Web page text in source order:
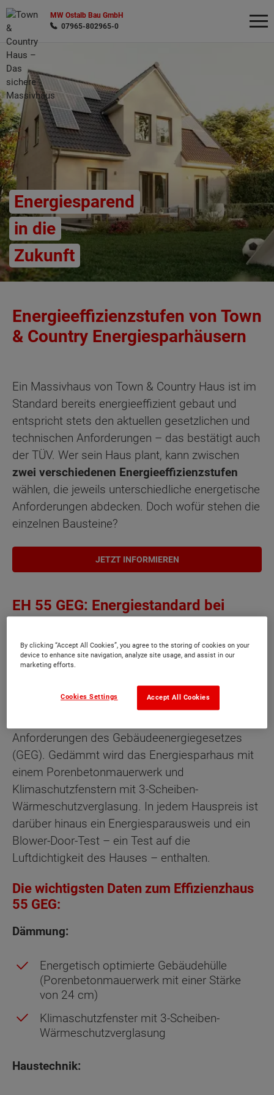
MW Ostalb Bau GmbH
07965-802965-0
Energiesparend
in die
Zukunft
Energieeffizienzstufen von Town
& Country Energiesparhäusern
Ein Massivhaus von Town & Country Haus ist im
Standard bereits energieeffizient gebaut und
entspricht stets den aktuellen gesetzlichen und
technischen Anforderungen – das bestätigt auch
der TÜV. Wer sein Haus plant, kann zwischen
zwei verschiedenen Energieeffizienzstufen
wählen, die jeweils unterschiedliche energetische
Anforderungen abdecken. Doch wofür stehen die
einzelnen Bausteine?
JETZT INFORMIEREN
EH 55 GEG: Energiestandard bei
Town & Country Haus
Jedes Town & Country Massivhaus ist
standardmäßig bereits ein Effizienzhaus-55-GEG.
Ein Massivhaus dieser Effizienz entspricht mit
Anforderungen des Gebäudeenergiegesetzes
(GEG). Gedämmt wird das Energiesparhaus mit
einem Porenbetonmauerwerk und
Klimaschutzfenstern mit 3-Scheiben-
Wärmeschutzverglasung. In jedem Hauspreis ist
darüber hinaus ein Energiesparausweis und ein
Blower-Door-Test – ein Test auf die
Luftdichtigkeit des Hauses – enthalten.
Die wichtigsten Daten zum Effizienzhaus
55 GEG:
Dämmung:
Energetisch optimierte Gebäudehülle
(Porenbetonmauerwerk mit einer Stärke
von 24 cm)
Klimaschutzfenster mit 3-Scheiben-
Wärmeschutzverglasung
Haustechnik:
Wonach möchten Sie suchen?
By clicking “Accept All Cookies”, you agree to the storing of cookies on your
device to enhance site navigation, analyze site usage, and assist in our
marketing efforts.
Accept All Cookies
Cookies Settings